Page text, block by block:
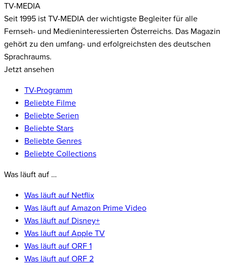
TV-MEDIA
Seit 1995 ist TV-MEDIA der wichtigste Begleiter für alle
Fernseh- und Medieninteressierten Österreichs. Das Magazin
gehört zu den umfang- und erfolgreichsten des deutschen
Sprachraums.
Jetzt ansehen
TV-Programm
Beliebte Filme
Beliebte Serien
Beliebte Stars
Beliebte Genres
Beliebte Collections
Was läuft auf …
Was läuft auf Netflix
Was läuft auf Amazon Prime Video
Was läuft auf Disney+
Was läuft auf Apple TV
Was läuft auf ORF 1
Was läuft auf ORF 2